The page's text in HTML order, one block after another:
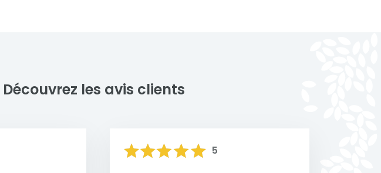
aspect esthétique et sa durabilité pendant de
nombreuses années.
Découvrez les avis clients
5